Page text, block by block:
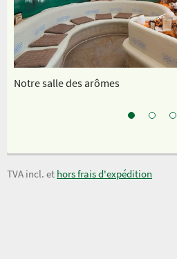
Notre salle des arômes
TVA incl. et hors frais d'expédition